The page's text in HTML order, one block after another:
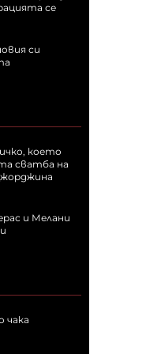
се
си
което
сватба на
и Мелани
чака